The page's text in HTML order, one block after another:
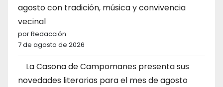
agosto con tradición, música y convivencia
vecinal
por Redacción
7 de agosto de 2026
La Casona de Campomanes presenta sus
novedades literarias para el mes de agosto